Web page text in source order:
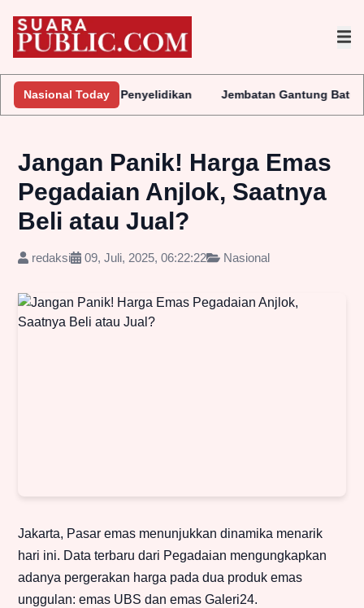
Nasional Today
Lakukan Penyelidikan Jembatan Gantung Batu Pepe
Jangan Panik! Harga Emas
Pegadaian Anjlok, Saatnya
Beli atau Jual?
redaksi 09, Juli, 2025, 06:22:22 Nasional
Jakarta, Pasar emas menunjukkan dinamika menarik
hari ini. Data terbaru dari Pegadaian mengungkapkan
adanya pergerakan harga pada dua produk emas
unggulan: emas UBS dan emas Galeri24.